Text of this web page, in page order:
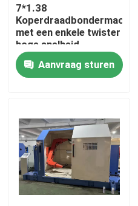
Fabriekstocht
Kwaliteitscontrole
Vraag een offerte
Cable Extruder Machine
7*1.38
Koperdraadbondermachine
met een enkele twister
hoge snelheid
Aanvraag sturen